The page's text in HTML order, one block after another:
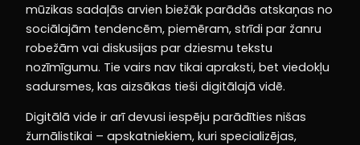
mūzikas sadaļās arvien biežāk parādās atskaņas no
sociālajām tendencēm, piemēram, strīdi par žanru
robežām vai diskusijas par dziesmu tekstu
nozīmīgumu. Tie vairs nav tikai apraksti, bet viedokļu
sadursmes, kas aizsākas tieši digitālajā vidē.
Digitālā vide ir arī devusi iespēju parādīties nišas
žurnālistikai – apskatniekiem, kuri specializējas,